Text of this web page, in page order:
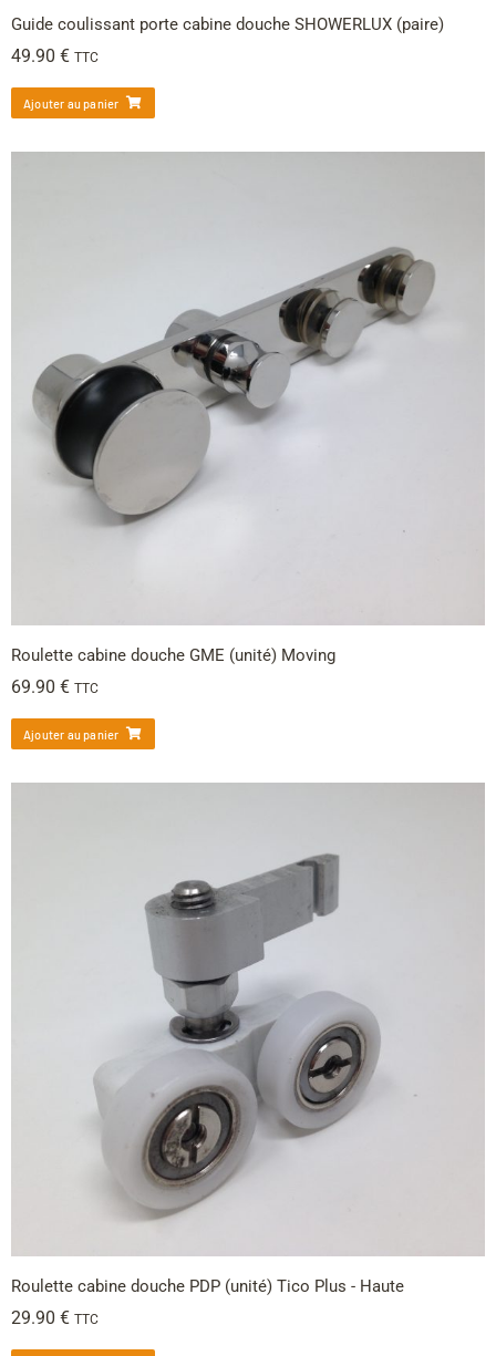
Guide coulissant porte cabine douche SHOWERLUX (paire)
49.90 € TTC
Ajouter au panier
Roulette cabine douche GME (unité) Moving
69.90 € TTC
Ajouter au panier
Roulette cabine douche PDP (unité) Tico Plus - Haute
29.90 € TTC